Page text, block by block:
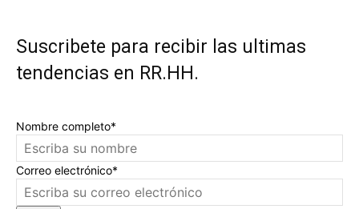
Suscribete para recibir las ultimas
tendencias en RR.HH.
Nombre completo*
Correo electrónico*